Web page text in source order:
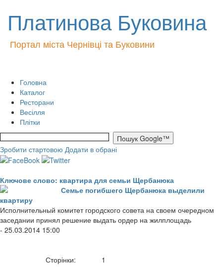
Платинова Буковина
Портал міста Чернівці та Буковини
Головна
Каталог
Ресторани
Весілля
Плітки
Зробити стартовою Додати в обрані
Ключове слово: квартира для семьи Щербанюка
Семье погибшего Щербанюка выделили
квартиру
Исполнительный комитет городского совета на своем очередном
заседании принял решение выдать ордер на жилплощадь
- 25.03.2014 15:00
Сторінки: 1